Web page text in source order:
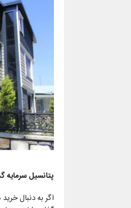
پتانسیل سرمایه